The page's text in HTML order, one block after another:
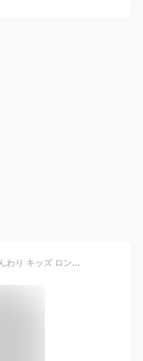
[Maeau] 女の子 チュール スカート ふんわり キッズ ロング 立体バラ飾り きれいめ Aライン 子供服 チュチュ スカート マキシ丈 プリンセスドレス ボトムス 可愛い メッシュ ウエストゴム ゆったり 入学式 パーティー 発表会 結婚式 ベージュ 110